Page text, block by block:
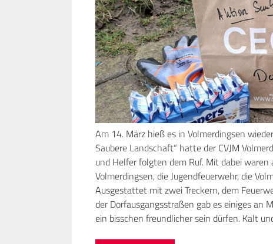
Am 14. März hieß es in Volmerdingsen
Saubere Landschaft“ hatte der CVJM
und Helfer folgten dem Ruf. Mit dabei
Volmerdingsen, die Jugendfeuerwehr, die
Ausgestattet mit zwei Treckern, dem
der Dorfausgangsstraßen gab es einiges an
ein bisschen freundlicher sein dürfen. Kalt